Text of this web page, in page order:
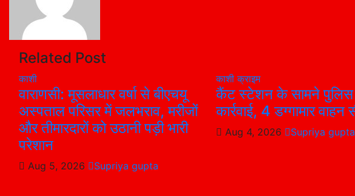
Related Post
काशी
वाराणसी: मूसलाधार वर्षा से बीएचयू
अस्पताल परिसर में जलभराव, मरीजों
और तीमारदारों को उठानी पड़ी भारी
परेशान
Aug 5, 2026 Supriya gupta
काशीक्राइम
कैंट स्टेशन के सामने पुलिस
कार्रवाई, 4 डग्गामार वाहन
Aug 4, 2026 Supriya gupta